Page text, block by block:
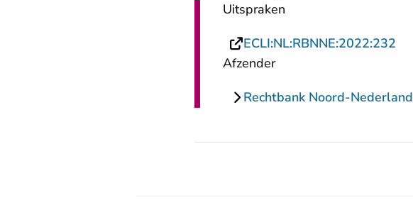
Uitspraken
ECLI:NL:RBNNE:2022:232
Afzender
Rechtbank Noord-Nederland